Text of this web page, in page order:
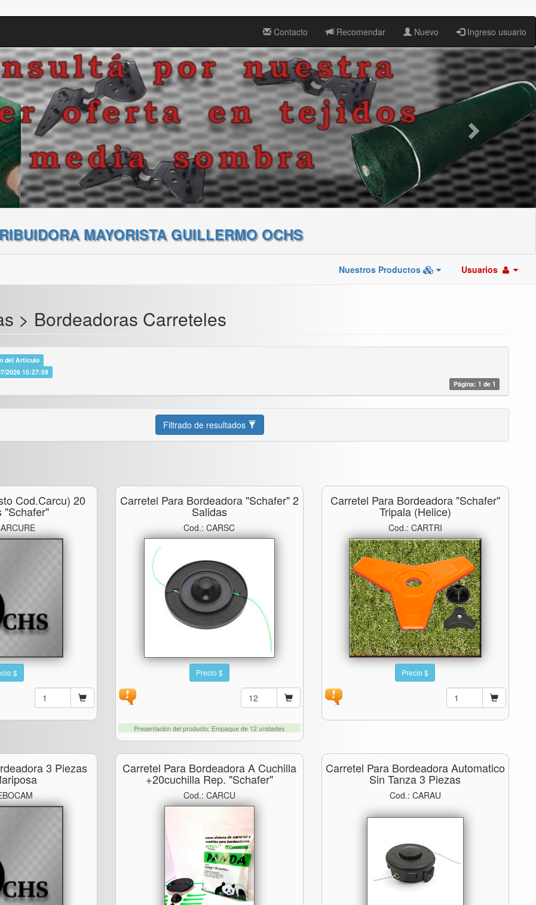
Contacto Recomendar Nuevo Ingreso usuario
MAYORISTA GUILLERMO OCHS
Nuestros Productos Usuarios
> Bordeadoras Carreteles
del Artículo
2026 15:27:59
Página: 1 de 1
Filtrado de resultados
Cod.carcu) 20
"schafer"
$
Carretel Para Bordeadora "schafer" 2
Salidas
Cod.: CARSC
Precio $
Presentación del producto: Empaque de 12 unidades
Carretel Para Bordeadora "schafer"
Tripala (helice)
Cod.: CARTRI
Precio $
3 Piezas Carretel Para Bordeadora A Cuchilla
+20cuchilla Rep. "schafer"
Cod.: CARCU
Carretel Para Bordeadora Automatico
Sin Tanza 3 Piezas
Cod.: CARAU